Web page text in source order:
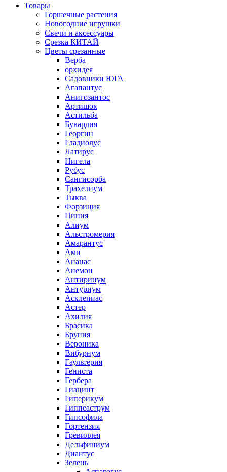
Товары
Горшечные растения
Новогодние игрушки
Свечи и аксессуары
Срезка КИТАЙ
Цветы срезанные
Верба
орхидея
Садовники ЮГА
Агапантус
Анигозантос
Артишок
Астильба
Бувардия
Георгин
Гладиолус
Латирус
Нигела
Рубус
Сангисорба
Трахелиум
Тыква
Форзиция
Циния
Алиум
Альстромерия
Амарантус
Ами
Ананас
Анемон
Антиринум
Антуриум
Асклепиас
Астер
Ахилия
Брасика
Бруния
Вероника
Вибурнум
Гаультерия
Гениста
Гербера
Гиацинт
Гиперикум
Гиппеаструм
Гипсофила
Гортензия
Гревиллея
Дельфиниум
Диантус
Зелень